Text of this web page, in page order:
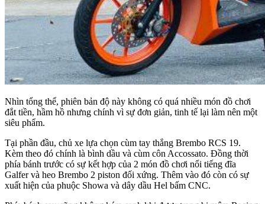
Nhìn tổng thể, phiên bản độ này không có quá nhiều món đồ chơi
đắt tiền, hầm hồ nhưng chính vì sự đơn giản, tinh tế lại làm nên một
siêu phẩm.
Tại phần đầu, chủ xe lựa chọn cùm tay thắng Brembo RCS 19.
Kèm theo đó chính là bình dầu và cùm côn Accossato. Đồng thời
phía bánh trước có sự kết hợp của 2 món đồ chơi nổi tiếng đĩa
Galfer và heo Brembo 2 piston đối xứng. Thêm vào đó còn có sự
xuất hiện của phuộc Showa và dây dầu Hel bấm CNC.